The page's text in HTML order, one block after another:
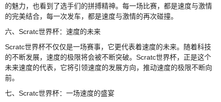
的魅力，也看到了选手们的拼搏精神。每一场比赛，都是速度与激情
的完美结合，每一次发车，都是速度与激情的再次碰撞。
六、Scratc世界杯：速度的未来
Scratc世界杯不仅仅是一场赛事，它更代表着速度的未来。随着科技
的不断发展，速度的极限将会被不断突破。Scratc世界杯，正是这个
未来速度的代表，它将引领速度的发展方向，推动速度的极限不断向
前。
七、Scratc世界杯：一场速度的盛宴